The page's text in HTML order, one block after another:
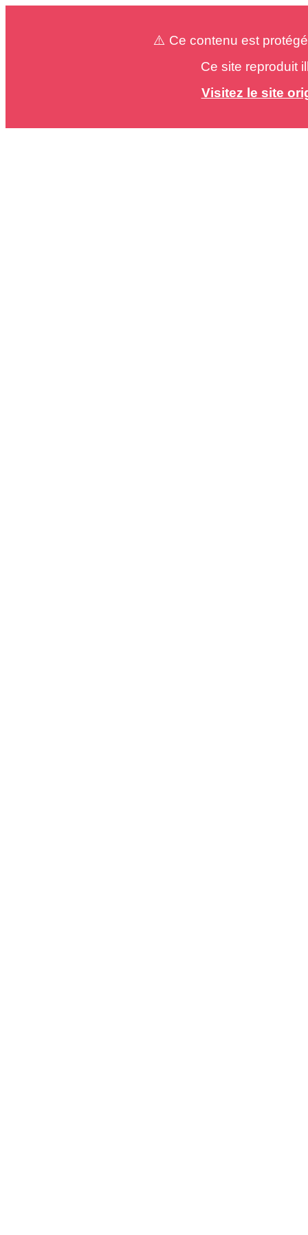
⚠️ Ce contenu est
Ce site reproduit
Visitez le site